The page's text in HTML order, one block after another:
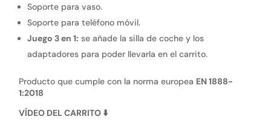
Soporte para vaso.
Soporte para teléfono móvil.
Juego 3 en 1: se añade la silla de coche y los
adaptadores para poder llevarla en el carrito.
Producto que cumple con la norma europea EN 1888-
1:2018
VÍDEO DEL CARRITO ⬇